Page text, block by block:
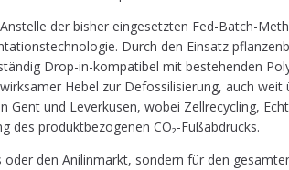
der bis­her ein­ge­setz­ten Fed-Batch-
Durch den Ein­satz
Drop-in-kom­pa­ti­bel mit bestehen­den
Hebel zur Defos­si­li­sie­rung, auch
und Lever­ku­sen, wobei Zell­re­cy­cling,
des pro­dukt­be­zo­ge­nen CO₂-Fußabdrucks.
den Ani­lin­markt, son­dern für den